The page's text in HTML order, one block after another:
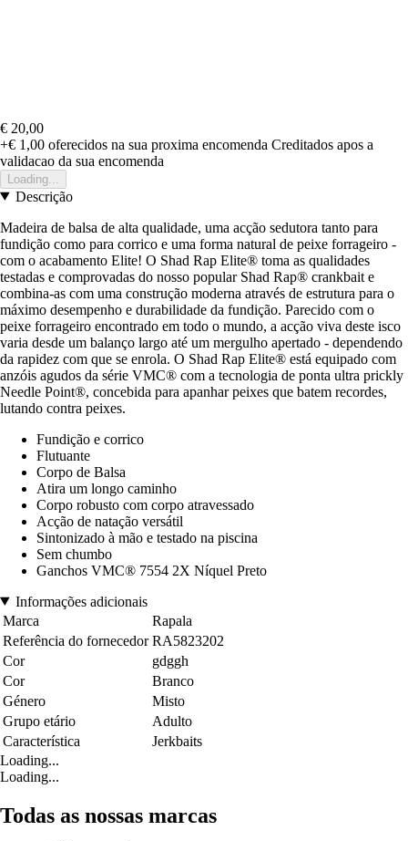
€ 20,00
+€ 1,00 oferecidos na sua proxima encomenda Creditados apos a
validacao da sua encomenda
Loading...
Descrição
Madeira de balsa de alta qualidade, uma acção sedutora tanto para
fundição como para corrico e uma forma natural de peixe forrageiro -
com o acabamento Elite! O Shad Rap Elite® toma as qualidades
testadas e comprovadas do nosso popular Shad Rap® crankbait e
combina-as com uma construção moderna através de estrutura para o
máximo desempenho e durabilidade da fundição. Parecido com o
peixe forrageiro encontrado em todo o mundo, a acção viva deste isco
varia desde um balanço largo até um mergulho apertado - dependendo
da rapidez com que se enrola. O Shad Rap Elite® está equipado com
anzóis agudos da série VMC® com a tecnologia de ponta ultra prickly
Needle Point®, concebida para apanhar peixes que batem recordes,
lutando contra peixes.
Fundição e corrico
Flutuante
Corpo de Balsa
Atira um longo caminho
Corpo robusto com corpo atravessado
Acção de natação versátil
Sintonizado à mão e testado na piscina
Sem chumbo
Ganchos VMC® 7554 2X Níquel Preto
Informações adicionais
Marca
Rapala
Referência do fornecedor RA5823202
Cor
gdggh
Cor
Branco
Género
Misto
Grupo etário
Adulto
Característica
Jerkbaits
Loading...
Loading...
Todas as nossas marcas